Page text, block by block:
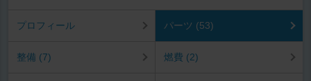
プロフィール パーツ (53)
整備 (7) 燃費 (2)